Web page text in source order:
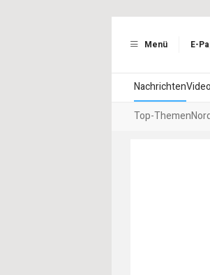
Menü E-
Nachrichten
Top-Themen